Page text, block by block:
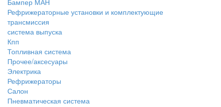
Рефрижераторные установки и комплектующие
трансмиссия
система выпуска
Кпп
Топливная система
Прочее/аксесуары
Электрика
Рефрижераторы
Салон
Пневматическая система